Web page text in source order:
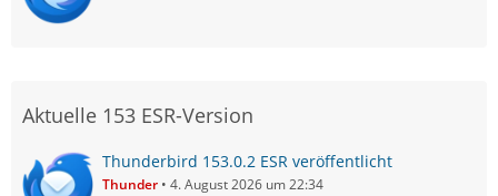
Aktuelle 153 ESR-Version
Thunderbird 153.0.2 ESR veröffentlicht
Thunder 4. August 2026 um 22:34